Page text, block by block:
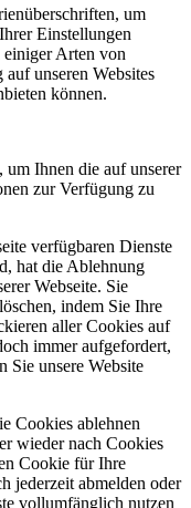
um
Einstellungen
einiger Arten von
unseren Websites
können.
Ihnen die auf unserer
zur Verfügung zu
verfügbaren Dienste
hat die Ablehnung
Webseite. Sie
indem Sie Ihre
aller Cookies auf
immer aufgefordert,
Sie unsere Website
Cookies ablehnen
wieder nach Cookies
Cookie für Ihre
jederzeit abmelden oder
vollumfänglich nutzen